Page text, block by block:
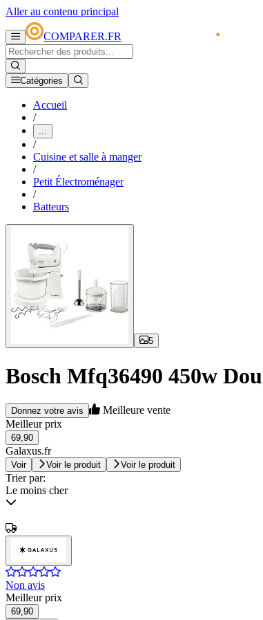
Aller au contenu principal
COMPARER.FR
Catégories
Accueil
/
...
/
Cuisine et salle à manger
/
Petit Électroménager
/
Batteurs
5
Bosch Mfq36490 450w
Donnez votre avis
Meilleure vente
Meilleur prix
69,90
Galaxus.fr
Voir Voir le produit Voir le produit
Trier par:
Le moins cher
Non avis
Meilleur prix
69,90